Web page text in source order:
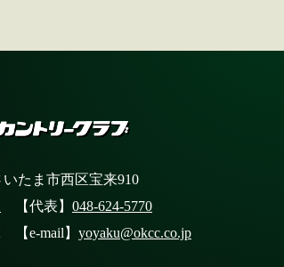
たま市西区宝来910
【代表】 048-624-5770
【e-mail】 yoyaku@okcc.co.jp